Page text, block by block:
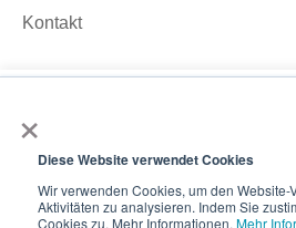
×
Diese Website verwendet Cookies
Wir verwenden Cookies, um den Website-
Aktivitäten zu analysieren. Indem Sie
Cookies zu. Mehr Informationen. Mehr
analysieren und Ihr Nutzererlebnis zu
„Akzeptieren“ klicken, stimmen
Akzeptieren
Kontakt
© 2026 – Roamler .V.
Allgemeine
Geschäftsbedingungen
45001
ISO 27001